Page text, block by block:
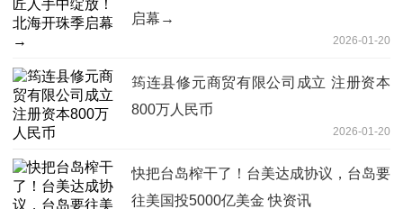
启幕→
2026-01-20
筠连县修元商贸有限公司成立 注册资本
800万人民币
2026-01-20
快把台岛榨干了！台美达成协议，台岛要
往美国投5000亿美金 快资讯